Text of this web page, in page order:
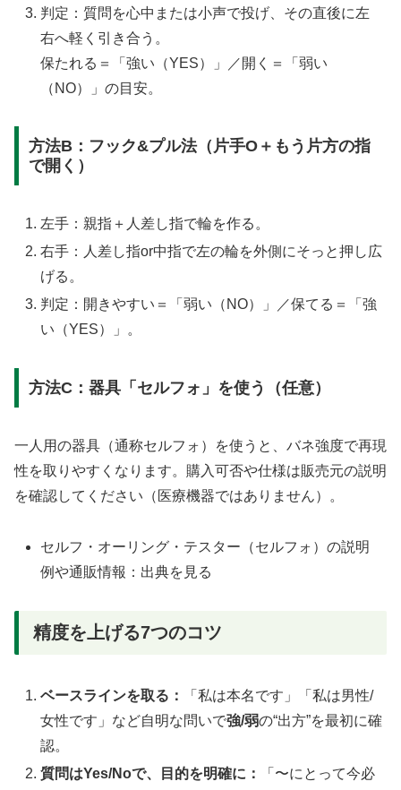
判定：質問を心中または小声で投げ、その直後に左
右へ軽く引き合う。
保たれる＝「強い（YES）」／開く＝「弱い
（NO）」の目安。
方法B：フック&プル法（片手O＋もう片方の指
で開く）
左手：親指＋人差し指で輪を作る。
右手：人差し指or中指で左の輪を外側にそっと押し広
げる。
判定：開きやすい＝「弱い（NO）」／保てる＝「強
い（YES）」。
方法C：器具「セルフォ」を使う（任意）
一人用の器具（通称セルフォ）を使うと、バネ強度で再現
性を取りやすくなります。購入可否や仕様は販売元の説明
を確認してください（医療機器ではありません）。
セルフ・オーリング・テスター（セルフォ）の説明
例や通販情報： 出典を見る
精度を上げる7つのコツ
ベースラインを取る：
「私は本名です」「私は男性/
女性です」など自明な問いで強/弱の“出方”を最初に確
認。
質問はYes/Noで、目的を明確に：
「〜にとって今必